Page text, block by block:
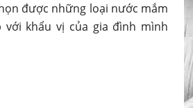
được những loại nước mắm
với khẩu vị của gia đình mình